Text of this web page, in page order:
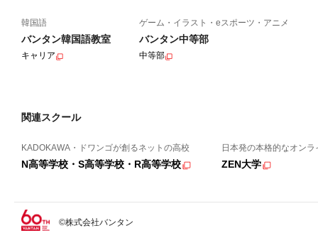
韓国語
バンタン韓国語教室
キャリア
ゲーム・イラスト・eスポーツ・アニメ
バンタン中等部
中等部
関連スクール
KADOKAWA・ドワンゴが創るネットの高校
N高等学校・S高等学校・R高等学校
日本発の本格的なオンラ
ZEN大学
©株式会社バンタン